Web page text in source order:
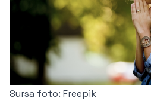
Sursa foto: Freepik